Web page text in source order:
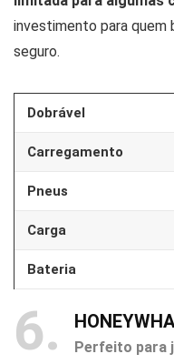
investimento para
seguro.
Dobrável
Carregamento
Pneus
Carga
Bateria
6 Perfeito para